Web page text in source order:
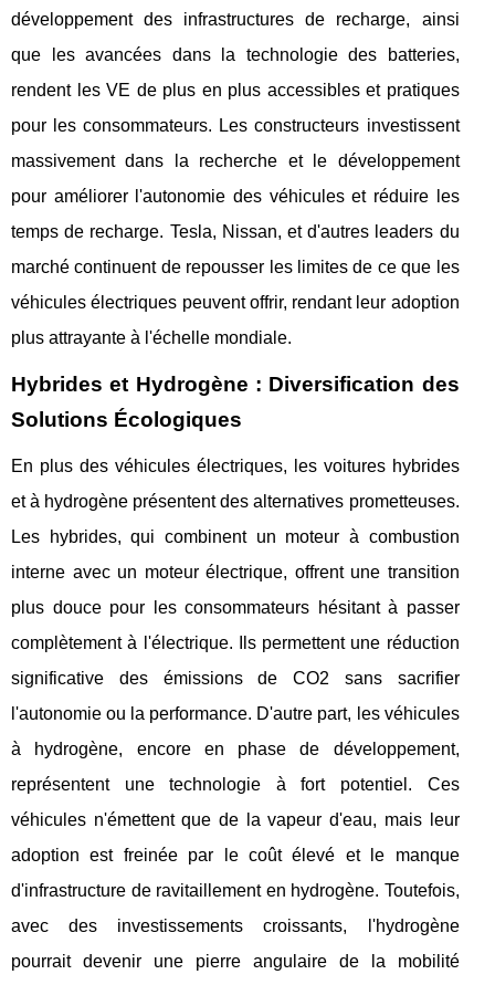
développement des infrastructures de recharge, ainsi
que les avancées dans la technologie des batteries,
rendent les VE de plus en plus accessibles et pratiques
pour les consommateurs. Les constructeurs investissent
massivement dans la recherche et le développement
pour améliorer l'autonomie des véhicules et réduire les
temps de recharge. Tesla, Nissan, et d'autres leaders du
marché continuent de repousser les limites de ce que les
véhicules électriques peuvent offrir, rendant leur adoption
plus attrayante à l'échelle mondiale.
Hybrides et Hydrogène : Diversification des
Solutions Écologiques
En plus des véhicules électriques, les voitures hybrides
et à hydrogène présentent des alternatives prometteuses.
Les hybrides, qui combinent un moteur à combustion
interne avec un moteur électrique, offrent une transition
plus douce pour les consommateurs hésitant à passer
complètement à l'électrique. Ils permettent une réduction
significative des émissions de CO2 sans sacrifier
l'autonomie ou la performance. D'autre part, les véhicules
à hydrogène, encore en phase de développement,
représentent une technologie à fort potentiel. Ces
véhicules n'émettent que de la vapeur d'eau, mais leur
adoption est freinée par le coût élevé et le manque
d'infrastructure de ravitaillement en hydrogène. Toutefois,
avec des investissements croissants, l'hydrogène
pourrait devenir une pierre angulaire de la mobilité